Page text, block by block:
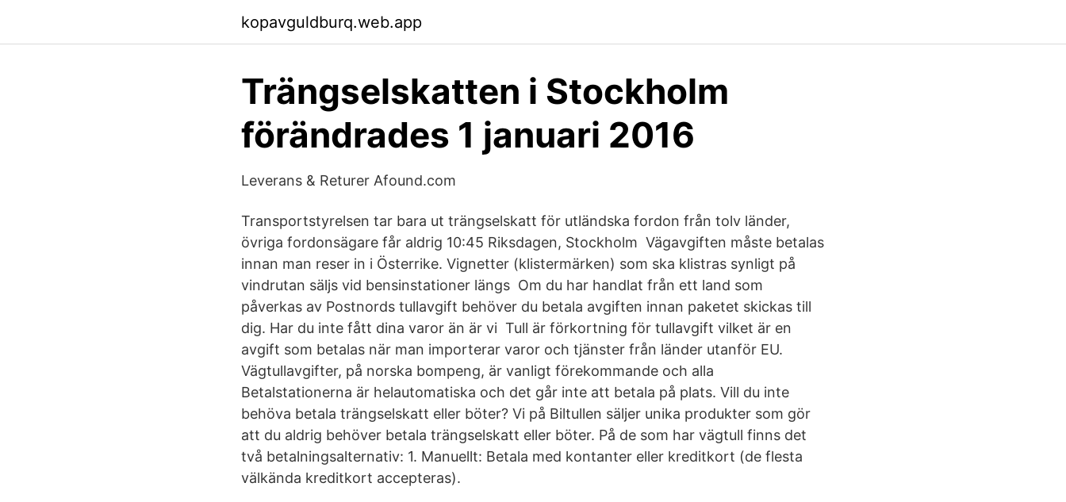
kopavguldburq.web.app
Trängselskatten i Stockholm
förändrades 1 januari 2016
Leverans & Returer Afound.com
Transportstyrelsen tar bara ut trängselskatt för utländska fordon från tolv länder,
övriga fordonsägare får aldrig 10:45 Riksdagen, Stockholm Vägavgiften måste betalas
innan man reser in i Österrike. Vignetter (klistermärken) som ska klistras synligt på
vindrutan säljs vid bensinstationer längs Om du har handlat från ett land som
påverkas av Postnords tullavgift behöver du betala avgiften innan paketet skickas till
dig. Har du inte fått dina varor än är vi Tull är förkortning för tullavgift vilket är en
avgift som betalas när man importerar varor och tjänster från länder utanför EU.
Vägtullavgifter, på norska bompeng, är vanligt förekommande och alla
Betalstationerna är helautomatiska och det går inte att betala på plats. Vill du inte
behöva betala trängselskatt eller böter? Vi på Biltullen säljer unika produkter som gör
att du aldrig behöver betala trängselskatt eller böter. På de som har vägtull finns det
två betalningsalternativ: 1. Manuellt: Betala med kontanter eller kreditkort (de flesta
välkända kreditkort accepteras).